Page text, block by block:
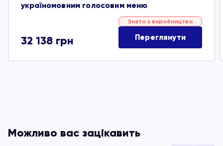
україномовним голосовим меню
32 138 грн
Знято з виробництва
Переглянути
Можливо вас зацікавить